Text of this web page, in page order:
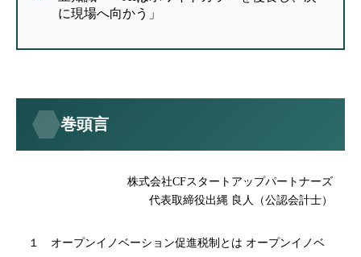
に現場へ向かう」
巻頭言
株式会社CFスタートアップパートナーズ
代表取締役出縄 良人（公認会計士）
１ オープンイノベーション促進税制とは オープンイノベ